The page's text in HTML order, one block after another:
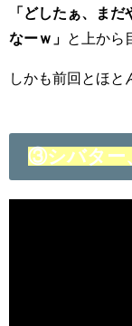
「どしたぁ、ま
なーｗ」
と上から
しかも前回とほと
③シバター